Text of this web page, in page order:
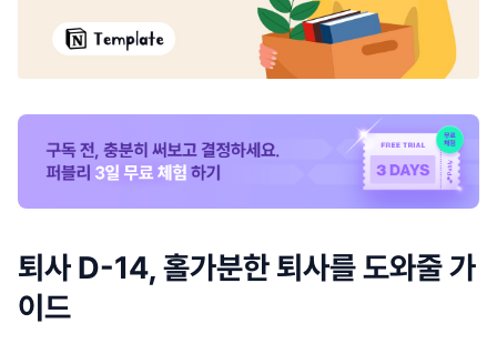
퇴사 D-14, 홀가분한 퇴사를 도와줄 가
이드